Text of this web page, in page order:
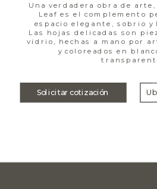
Solicitar cotización
Una verdadera obra de
Leaf es el complemento
espacio elegante, sobrio y
Las hojas delicadas son
vidrio, hechas a mano por
y coloreados en